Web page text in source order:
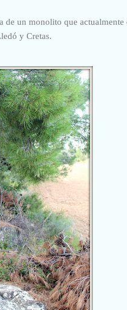
de un monolito que
y Cretas.